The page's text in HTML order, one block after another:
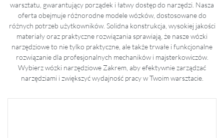
warsztatu, gwarantujący porządek i łatwy dostęp do narzędzi. Nasza
oferta obejmuje różnorodne modele wózków, dostosowane do
różnych potrzeb użytkowników. Solidna konstrukcja, wysokiej jakości
materiały oraz praktyczne rozwiązania sprawiają, że nasze wózki
narzędziowe to nie tylko praktyczne, ale także trwałe i funkcjonalne
rozwiązanie dla profesjonalnych mechaników i majsterkowiczów.
Wybierz wózki narzędziowe Zakrem, aby efektywnie zarządzać
narzędziami i zwiększyć wydajność pracy w Twoim warsztacie.